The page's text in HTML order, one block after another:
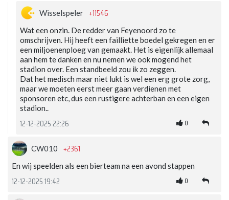
Wisselspeler +11546
Wat een onzin. De redder van Feyenoord zo te
omschrijven. Hij heeft een failliette boedel gekregen en er
een miljoenenploeg van gemaakt. Het is eigenlijk allemaal
aan hem te danken en nu nemen we ook mogend het
stadion over. Een standbeeld zou ik zo zeggen.
Dat het medisch maar niet lukt is wel een erg grote zorg,
maar we moeten eerst meer gaan verdienen met
sponsoren etc, dus een rustigere achterban en een eigen
stadion..
12-12-2025 22:26 0
CW010 +2361
En wij speelden als een bierteam na een avond stappen
12-12-2025 19:42 0